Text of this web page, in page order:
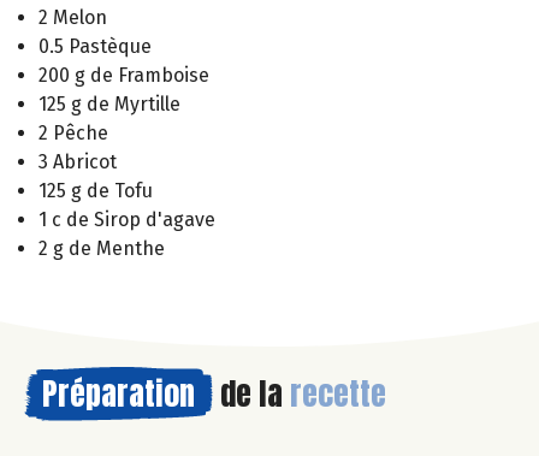
2 Melon
0.5 Pastèque
200 g de Framboise
125 g de Myrtille
2 Pêche
3 Abricot
125 g de Tofu
1 c de Sirop d'agave
2 g de Menthe
Préparation de la recette